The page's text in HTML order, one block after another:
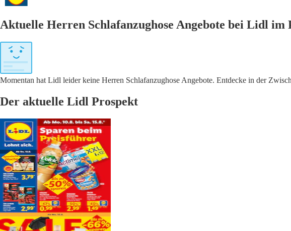
Aktuelle Herren Schlafanzughose Angebote bei Lidl im
Momentan hat Lidl leider keine Herren Schlafanzughose Angebote. Entdecke in der
Der aktuelle Lidl Prospekt